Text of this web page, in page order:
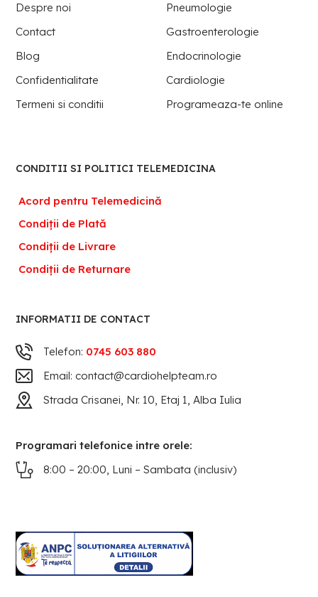
Despre noi
Pneumologie
Contact
Gastroenterologie
Blog
Endocrinologie
Confidentialitate
Cardiologie
Termeni si conditii
Programeaza-te online
CONDITII SI POLITICI TELEMEDICINA
Acord pentru Telemedicină
Condiții de Plată
Condiții de Livrare
Condiții de Returnare
INFORMATII DE CONTACT
Telefon: 0745 603 880
Email: contact@cardiohelpteam.ro
Strada Crisanei, Nr. 10, Etaj 1, Alba Iulia
Programari telefonice intre orele:
8:00 – 20:00, Luni – Sambata (inclusiv)